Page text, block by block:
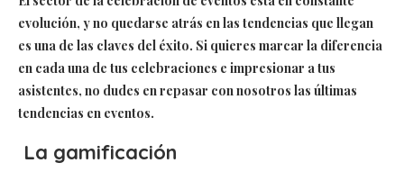
evolución, y no quedarse atrás en las tendencias que llegan
es una de las claves del éxito. Si quieres marcar la diferencia
en cada una de tus celebraciones e impresionar a tus
asistentes, no dudes en repasar con nosotros las últimas
tendencias en eventos.
La gamificación